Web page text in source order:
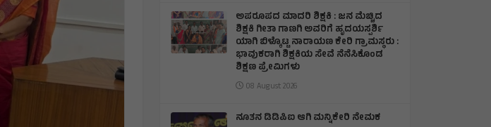
ಅಪರೂಪದ ಮಾದರಿ ಶಿಕ್ಷಕಿ : ಜನ ಮೆಚ್ಚಿದ
ಶಿಕ್ಷಕಿ ಗೀತಾ ಗಾಣಗಿ ಅವರಿಗೆ ಹೃದಯಸ್ಪರ್ಶಿ
ಯಾಗಿ ಬಿಳ್ಕೊಟ್ಟ ನಾರಾಯಣ ಕೇರಿ ಗ್ರಾಮಸ್ಥರು :
ಭಾವುಕರಾಗಿ ಶಿಕ್ಷಕಿಯ ಸೇವೆ ನೆನೆಸಿಕೊಂಡ
ಶಿಕ್ಷಣ ಪ್ರೇಮಿಗಳು
08 August 2026
ನೂತನ ಡಿಡಿಪಿಐ ಆಗಿ ಮನ್ನಿಕೇರಿ ನೇಮಕ